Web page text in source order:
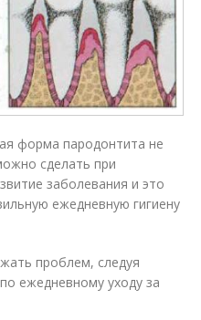
форма пародонтита не
сделать при
заболевания и это
ежедневную гигиену
проблем, следуя
ежедневному уходу за